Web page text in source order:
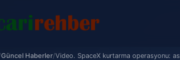
Güncel Haberler/Video. SpaceX kurtarma operasyonu: